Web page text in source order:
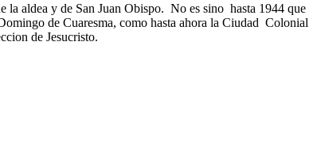
la aldea y de San Juan Obispo. No es sino hasta 1944 que
de Cuaresma, como hasta ahora la Ciudad Colonial
de Jesucristo.